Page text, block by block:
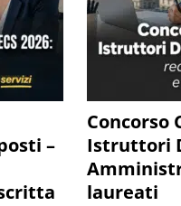
–
Concorso
Istruttori
laureati